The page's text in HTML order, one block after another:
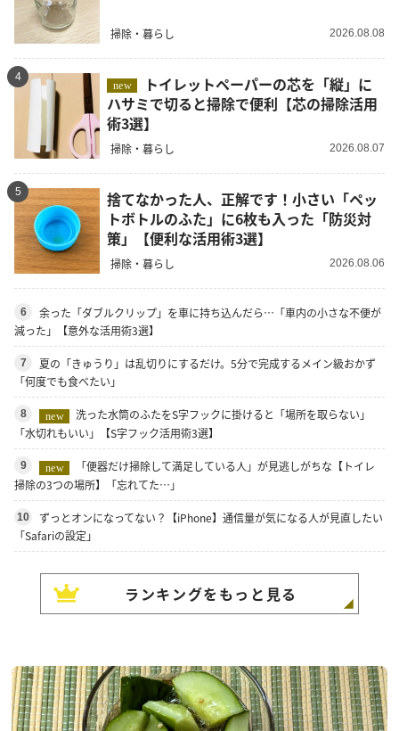
掃除・暮らし 2026.08.08
4
new
ハサミで切ると掃除で便利【芯の掃除活用
術3選】
掃除・暮らし 2026.08.07
5
捨てなかった人、正解です！小さい「ペッ
トボトルのふた」に6枚も入った「防災対
策」【便利な活用術3選】
掃除・暮らし 2026.08.06
6
余った「ダブルクリップ」を車に持ち込んだら…「車内の小さな不便が
減った」【意外な活用術3選】
7
夏の「きゅうり」は乱切りにするだけ。5分で完成するメイン級おかず
「何度でも食べたい」
8 new
洗った水筒のふたをS字フックに掛けると「場所を取らない」
「水切れもいい」【S字フック活用術3選】
9 new
「便器だけ掃除して満足している人」が見逃しがちな【トイレ
掃除の3つの場所】「忘れてた…」
10
ずっとオンになってない？【iPhone】通信量が気になる人が見直したい
「Safariの設定」
ランキングをもっと見る